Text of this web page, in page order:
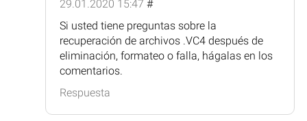
29.01.2020 15:47 #
Si usted tiene preguntas sobre la
recuperación de archivos .VC4 después de
eliminación, formateo o falla, hágalas en los
comentarios.
Respuesta